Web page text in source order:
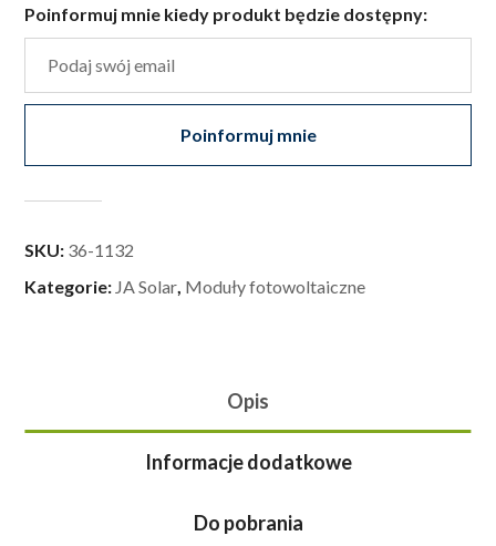
Poinformuj mnie kiedy produkt będzie dostępny:
Poinformuj mnie
SKU: 36-1132
Kategorie: JA Solar Moduły fotowoltaiczne
Opis
Informacje dodatkowe
Do pobrania